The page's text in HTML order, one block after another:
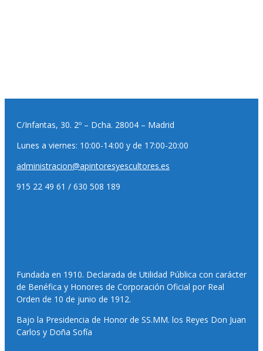
C/Infantas, 30. 2º – Dcha. 28004 – Madrid
Lunes a viernes: 10:00-14:00 y de 17:00-20:00
administracion@apintoresyescultores.es
915 22 49 61 / 630 508 189
Fundada en 1910. Declarada de Utilidad Pública con carácter
de Benéfica y Honores de Corporación Oficial por Real
Orden de 10 de junio de 1912.
Bajo la Presidencia de Honor de SS.MM. los Reyes Don Juan
Carlos y Doña Sofía